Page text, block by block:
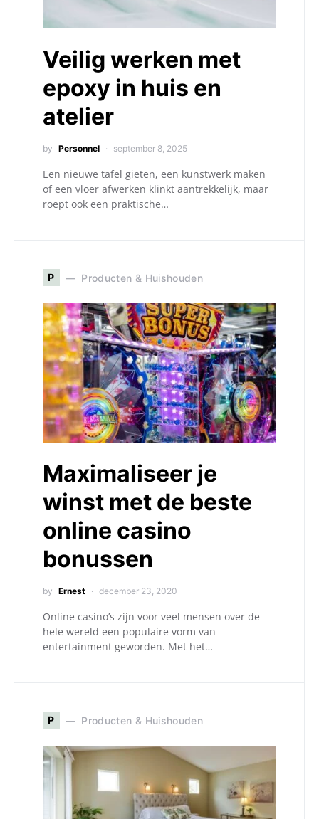
Veilig werken met
epoxy in huis en
atelier
by Personnel september 8, 2025
Een nieuwe tafel gieten, een kunstwerk maken
of een vloer afwerken klinkt aantrekkelijk, maar
roept ook een praktische…
P Producten & Huishouden
Maximaliseer je
winst met de beste
online casino
bonussen
by Ernest december 23, 2020
Online casino’s zijn voor veel mensen over de
hele wereld een populaire vorm van
entertainment geworden. Met het…
P Producten & Huishouden